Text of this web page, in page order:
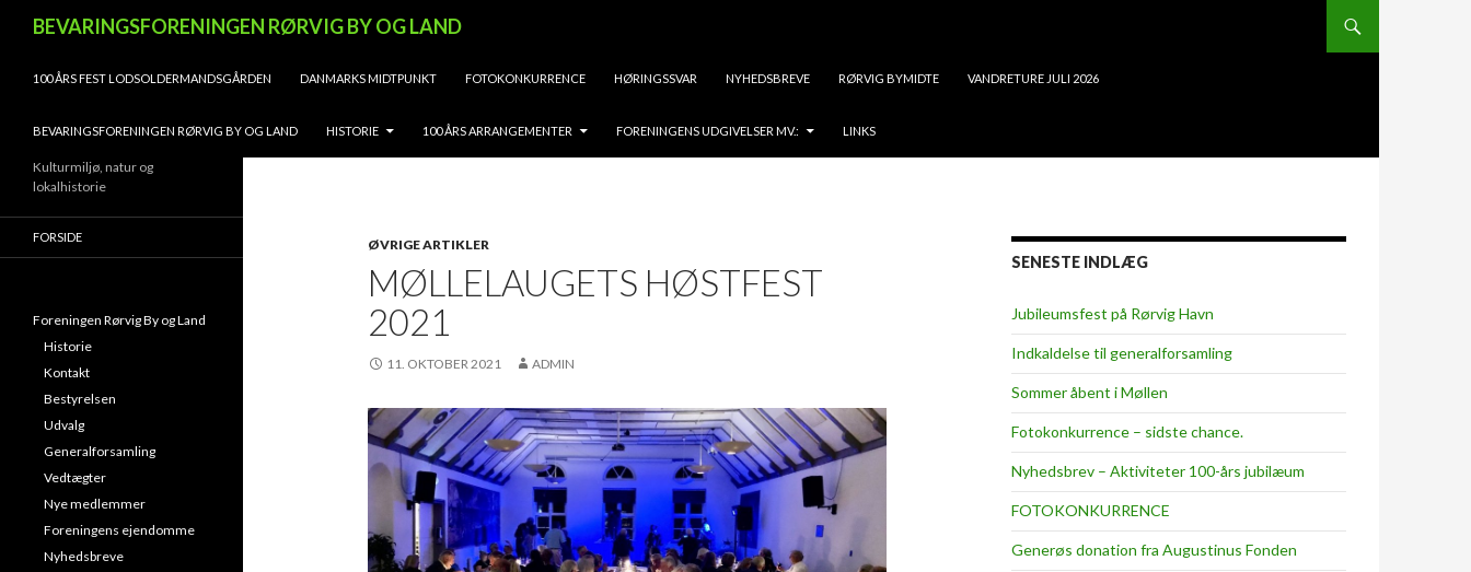
BEVARINGSFORENINGEN RØRVIG BY OG LAND
100 ÅRS FEST LODSOLDERMANDSGÅRDEN
DANMARKS MIDTPUNKT FOTOKONKURRENCE HØRINGSSVAR NYHEDSBREVE RØRVIG BYMIDTE VANDRETURE JULI 2026
BEVARINGSFORENINGEN RØRVIG BY OG LAND HISTORIE 100 ÅRS ARRANGEMENTER FORENINGENS UDGIVELSER MV.: LINKS
ØVRIGE ARTIKLER
MØLLELAUGETS HØSTFEST
2021
11. OKTOBER 2021 ADMIN
SENESTE INDLÆG
Jubileumsfest på Rørvig Havn
Indkaldelse til generalforsamling
Sommer åbent i Møllen
Fotokonkurrence – sidste chance.
Nyhedsbrev – Aktiviteter 100-års jubilæum
FOTOKONKURRENCE
Generøs donation fra Augustinus Fonden
Kulturmiljø, natur og
lokalhistorie
FORSIDE
Foreningen Rørvig By og Land
Historie
Kontakt
Bestyrelsen
Udvalg
Generalforsamling
Vedtægter
Nye medlemmer
Foreningens ejendomme
Nyhedsbreve